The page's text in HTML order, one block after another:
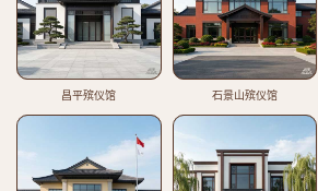
昌平殡仪馆 石景山殡仪馆